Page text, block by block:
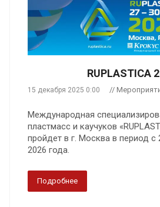
RUPLASTICA
15 декабря 2025 0:00 //
Международная
пластмасс и каучуков
пройдет в г. Москва в период с
2026 года.
Подробнее